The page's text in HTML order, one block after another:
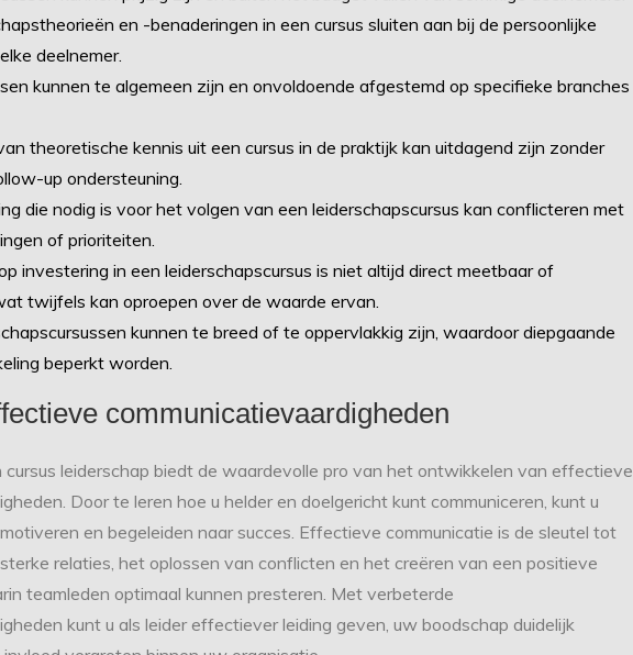
en -benaderingen in een cursus sluiten aan bij de persoonlijke
deelnemer.
kunnen te algemeen zijn en onvoldoende afgestemd op specifieke branches
theoretische kennis uit een cursus in de praktijk kan uitdagend zijn zonder
up ondersteuning.
die nodig is voor het volgen van een leiderschapscursus kan conflicteren met
of prioriteiten.
investering in een leiderschapscursus is niet altijd direct meetbaar of
twijfels kan oproepen over de waarde ervan.
kunnen te breed of te oppervlakkig zijn, waardoor diepgaande
beperkt worden.
communicatievaardigheden
leiderschap biedt de waardevolle pro van het ontwikkelen van effectieve
Door te leren hoe u helder en doelgericht kunt communiceren, kunt u
en begeleiden naar succes. Effectieve communicatie is de sleutel tot
relaties, het oplossen van conflicten en het creëren van een positieve
teamleden optimaal kunnen presteren. Met verbeterde
kunt u als leider effectiever leiding geven, uw boodschap duidelijk